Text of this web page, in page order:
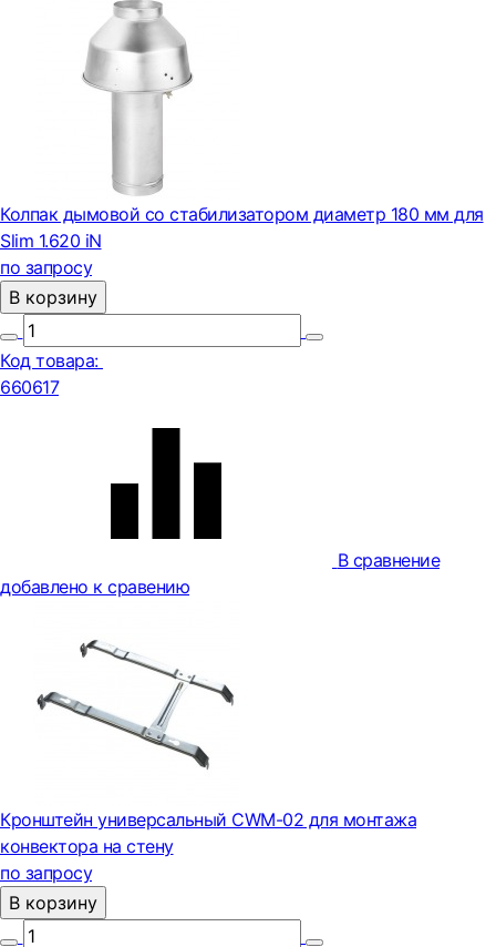
Колпак дымовой со стабилизатором диаметр 180 мм для
Slim 1.620 iN
по запросу
В корзину
Код товара:
660617
В сравнение
добавлено к сравению
Кронштейн универсальный CWM-02 для монтажа
конвектора на стену
по запросу
В корзину